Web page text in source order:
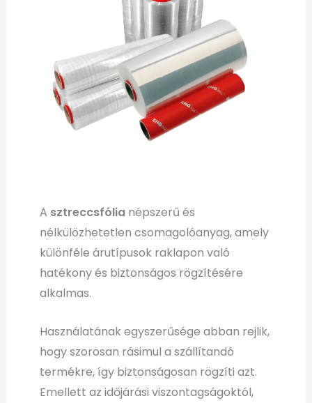
A sztreccsfólia népszerű és
nélkülözhetetlen csomagolóanyag, amely
különféle árutípusok raklapon való
hatékony és biztonságos rögzítésére
alkalmas.
Használatának egyszerűsége abban rejlik,
hogy szorosan rásimul a szállítandó
termékre, így biztonságosan rögzíti azt.
Emellett az időjárási viszontagságoktól,